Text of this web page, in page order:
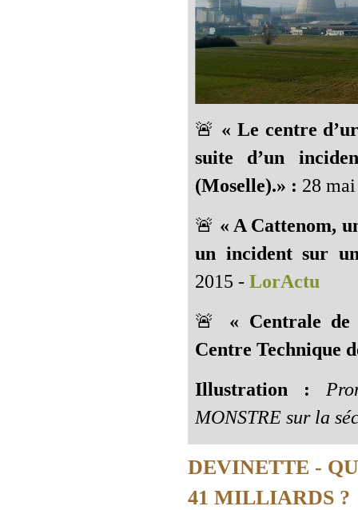
🚨 « Le centre
suite d’un
(Moselle).» : 28
🚨 « A Cattenom,
un incident sur
2015 - LorActu
🚨 « Centrale de
Centre Technique
Illustration :
MONSTRE sur la
DEVINETTE -
41 MILLIARDS ?